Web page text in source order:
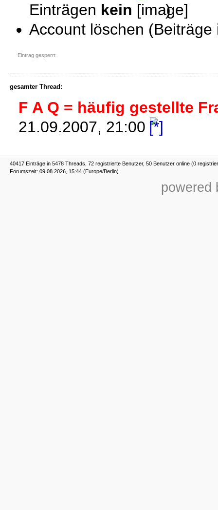
Einträgen kein
)
Account löschen
Eintrag gesperrt
gesamter Thread:
F A Q = häufig gestellte
21.09.2007, 21:00
40417 Einträge in 5478 Threads, 72 registrierte Benutzer, 50 Benutzer online (0
Forumszeit: 09.08.2026, 15:44 (Europe/Berlin)
powered